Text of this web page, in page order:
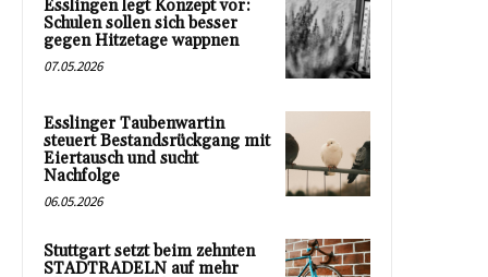
Esslingen legt Konzept vor:
Schulen sollen sich besser
gegen Hitzetage wappnen
07.05.2026
Esslinger Taubenwartin
steuert Bestandsrückgang mit
Eiertausch und sucht
Nachfolge
06.05.2026
Stuttgart setzt beim zehnten
STADTRADELN auf mehr